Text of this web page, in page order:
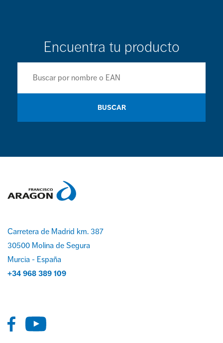
Encuentra tu producto
BUSCAR
Carretera de Madrid km. 387
30500 Molina de Segura
Murcia - España
+34 968 389 109